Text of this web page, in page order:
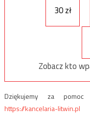
30 zł
Zobacz kto
Dziękujemy za
https://kancelaria-litwin.pl